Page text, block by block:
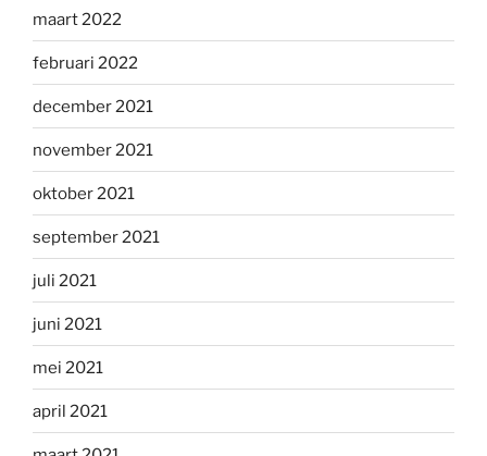
maart 2022
februari 2022
december 2021
november 2021
oktober 2021
september 2021
juli 2021
juni 2021
mei 2021
april 2021